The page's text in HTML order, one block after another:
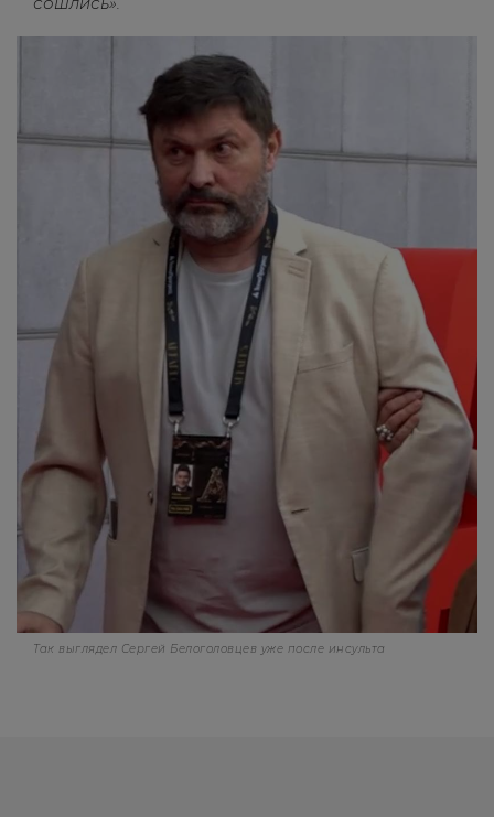
Так выглядел Сергей Белоголовцев уже после инсульта